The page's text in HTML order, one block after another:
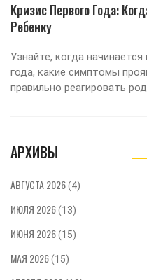
Кризис Первого Года:
Ребенку
Узнайте, когда начинается
года, какие симптомы
правильно реагировать
АРХИВЫ
АВГУСТА 2026(4)
ИЮЛЯ 2026(13)
ИЮНЯ 2026(15)
МАЯ 2026(15)